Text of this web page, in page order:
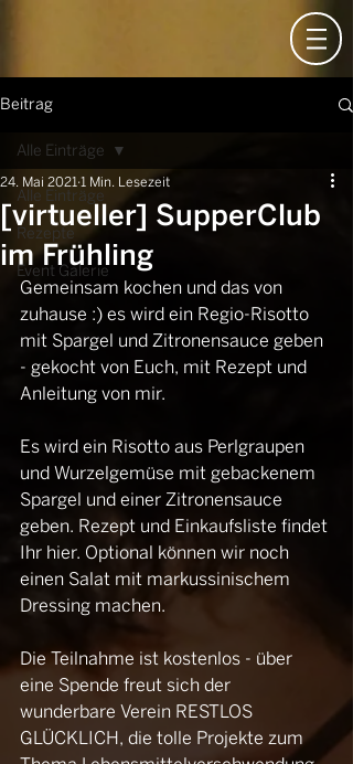
Beitrag
Alle Einträge
Rezepte
Event Galerie
Alle Einträge
[virtueller] SupperClub
im Frühling
24. Mai 2021 1 Min. Lesezeit
Gemeinsam kochen und das von
zuhause :) es wird ein Regio-Risotto
mit Spargel und Zitronensauce geben
- gekocht von Euch, mit Rezept und
Anleitung von mir.
Es wird ein Risotto aus Perlgraupen
und Wurzelgemüse mit gebackenem
Spargel und einer Zitronensauce
geben. Rezept und Einkaufsliste findet
Ihr hier. Optional können wir noch
einen Salat mit markussinischem
Dressing machen.
Die Teilnahme ist kostenlos - über
eine Spende freut sich der
wunderbare Verein RESTLOS
GLÜCKLICH, die tolle Projekte zum